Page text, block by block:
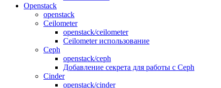
Openstack
openstack
Ceilometer
openstack/ceilometer
Ceilometer использование
Ceph
openstack/ceph
Добавление секрета для работы с Ceph
Cinder
openstack/cinder